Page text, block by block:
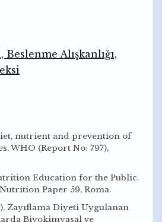
Alışkanlığı,
nutrient and prevention of
WHO (Report No: 797),
Education for the Public.
Paper 59, Roma.
Zayıflama Diyeti Uygulanan
Biyokimyasal ve